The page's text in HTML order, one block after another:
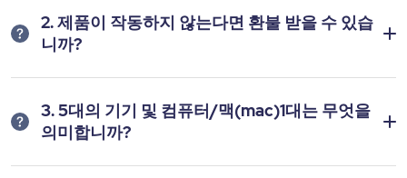
2. 제품이 작동하지 않는다면 환불 받을 수 있습
니까?
3. 5대의 기기 및 컴퓨터/맥(mac)1대는 무엇을
의미합니까?